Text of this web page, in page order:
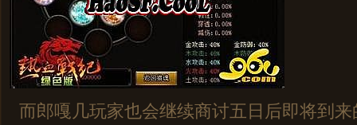
而郎嘎几玩家也会继续商讨五日后即将到